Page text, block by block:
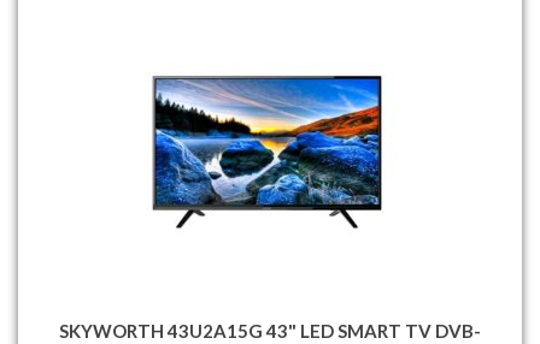
SKYWORTH 43U2A15G 43" LED SMART TV DVB-